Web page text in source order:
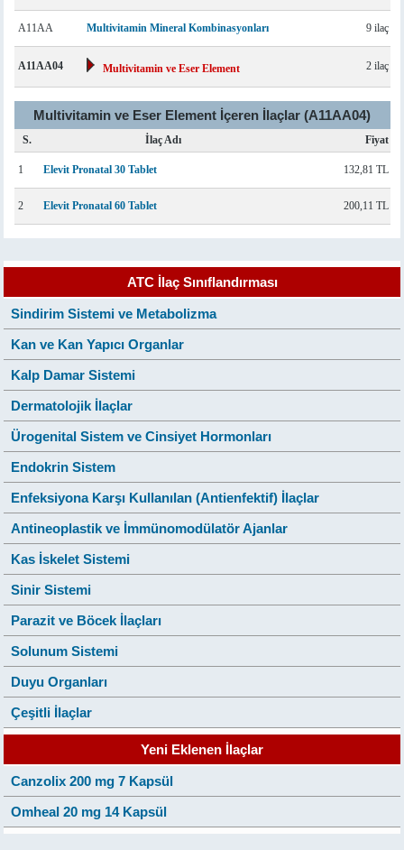
A11AA Multivitamin Mineral Kombinasyonları 9 ilaç
A11AA04 Multivitamin ve Eser Element 2 ilaç
Multivitamin ve Eser Element İçeren İlaçlar (A11AA04)
S. İlaç Adı Fiyat
1 Elevit Pronatal 30 Tablet 132,81 TL
2 Elevit Pronatal 60 Tablet 200,11 TL
ATC İlaç Sınıflandırması
Sindirim Sistemi ve Metabolizma
Kan ve Kan Yapıcı Organlar
Kalp Damar Sistemi
Dermatolojik İlaçlar
Ürogenital Sistem ve Cinsiyet Hormonları
Endokrin Sistem
Enfeksiyona Karşı Kullanılan (Antienfektif) İlaçlar
Antineoplastik ve İmmünomodülatör Ajanlar
Kas İskelet Sistemi
Sinir Sistemi
Parazit ve Böcek İlaçları
Solunum Sistemi
Duyu Organları
Çeşitli İlaçlar
Yeni Eklenen İlaçlar
Canzolix 200 mg 7 Kapsül
Omheal 20 mg 14 Kapsül